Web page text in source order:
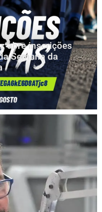
abre inscrições
Semana da